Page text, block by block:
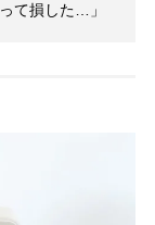
て損した…」